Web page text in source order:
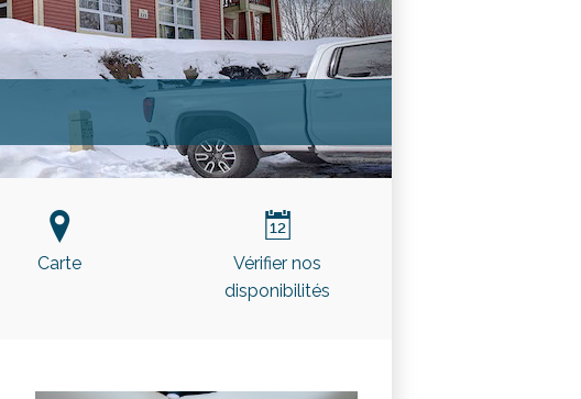
o
Carte
É
Vérifier nos
disponibilités